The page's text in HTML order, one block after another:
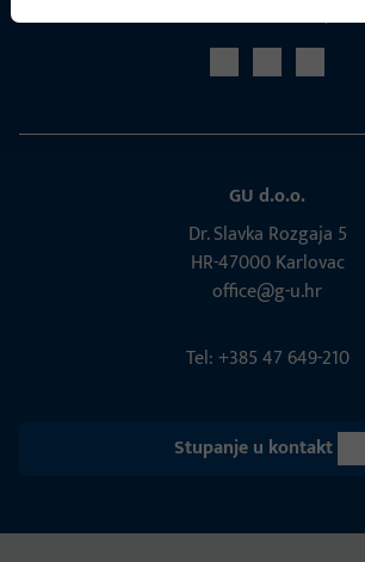
GU d.o.o.
Dr. Slavka Rozgaja 5
HR-47000 Karlovac
office@g-u.hr
Tel: +385 47 649-210
Stupanje u kontakt